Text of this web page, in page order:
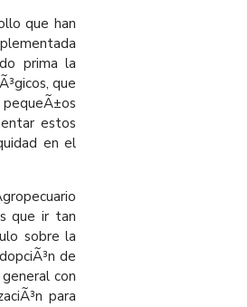
que han
prima la
que
estos
en el
que ir tan
sobre la
de
con
para